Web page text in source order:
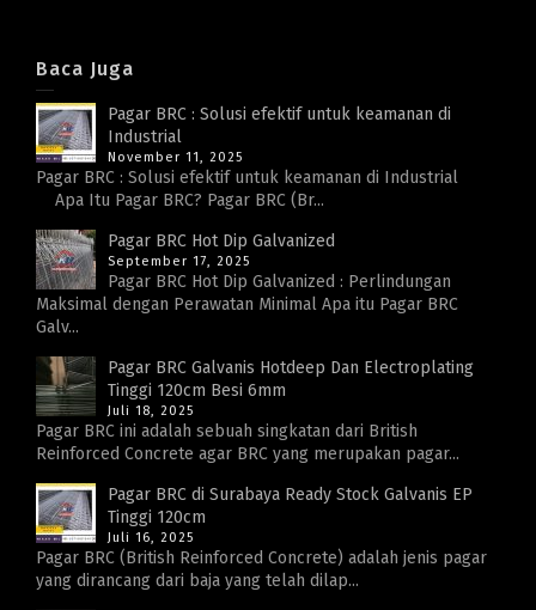
Baca Juga
Pagar BRC : Solusi efektif untuk keamanan di
Industrial
November 11, 2025
Pagar BRC : Solusi efektif untuk keamanan di Industrial
Apa Itu Pagar BRC? Pagar BRC (Br...
Pagar BRC Hot Dip Galvanized
September 17, 2025
Pagar BRC Hot Dip Galvanized : Perlindungan
Maksimal dengan Perawatan Minimal Apa itu Pagar BRC
Galv...
Pagar BRC Galvanis Hotdeep Dan Electroplating
Tinggi 120cm Besi 6mm
Juli 18, 2025
Pagar BRC ini adalah sebuah singkatan dari British
Reinforced Concrete agar BRC yang merupakan pagar...
Pagar BRC di Surabaya Ready Stock Galvanis EP
Tinggi 120cm
Juli 16, 2025
Pagar BRC (British Reinforced Concrete) adalah jenis pagar
yang dirancang dari baja yang telah dilap...